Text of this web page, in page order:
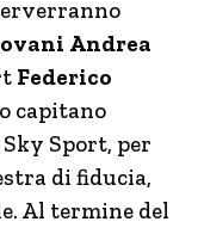
Andrea
Federico
capitano
Sport, per
di fiducia,
Al termine del